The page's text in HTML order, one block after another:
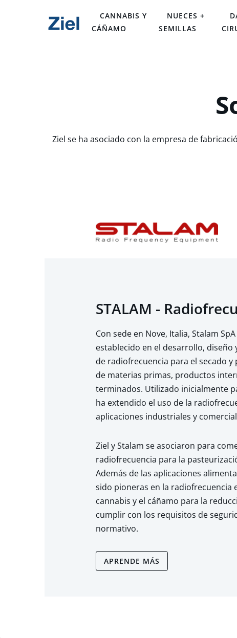
CANNABIS Y
CÁÑAMO
NUECES +
SEMILLAS
Ziel se ha asociado con la empresa de
STALAM -
Con sede en Nove, Italia, Stalam
establecido en el desarrollo, diseño
de radiofrecuencia para el secado
de materias primas, productos
terminados. Utilizado inicialmente
ha extendido el uso de la
aplicaciones industriales y
Ziel y Stalam se asociaron para
radiofrecuencia para la
Además de las aplicaciones
sido pioneras en la radiofrecuencia
cannabis y el cáñamo para la
cumplir con los requisitos de
normativo.
APRENDE MÁS